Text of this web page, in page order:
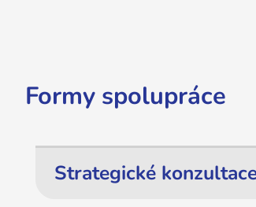
Formy spolupráce
Strategické